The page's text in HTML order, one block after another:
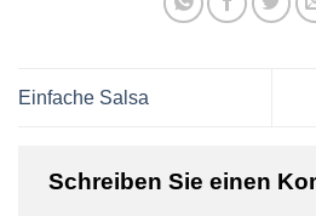
Einfache Salsa
Schreiben Sie einen